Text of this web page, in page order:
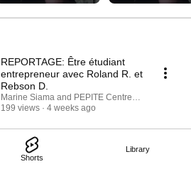
Shorts
Library
REPORTAGE: Être étudiant
entrepreneur avec Roland R. et
Rebson D.
Marine Siama and PEPITE Centre-Val de Loire
199 views
4 weeks ago